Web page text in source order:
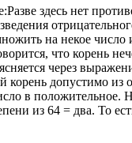
здесь нет
на некое число
что корень
через
корень допустимо из
в положительное.
из 64 = два. То